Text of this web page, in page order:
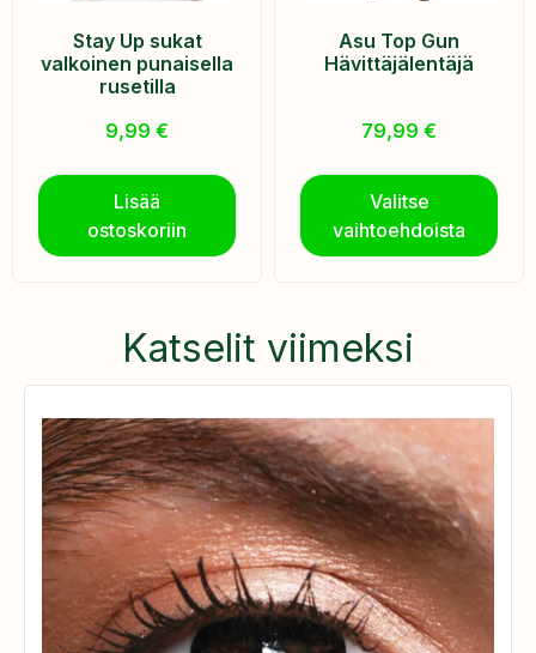
Stay Up sukat
valkoinen punaisella
rusetilla
9,99 €
Lisää
ostoskoriin
Asu Top Gun
Hävittäjälentäjä
79,99 €
Valitse
vaihtoehdoista
Katselit viimeksi